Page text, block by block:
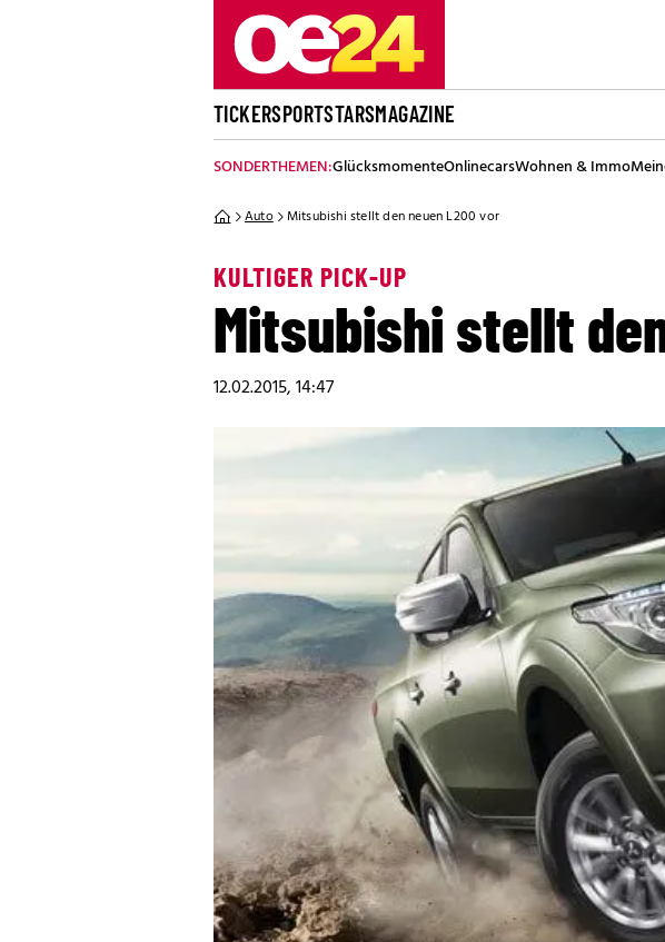
TICKERSPORTSTARSMAGAZINE
SONDERTHEMEN:GlücksmomenteOnlinecarsWohnen & Immo
Auto Mitsubishi stellt den neuen L200 vor
KULTIGER PICK-UP
Mitsubishi stellt
12.02.2015, 14:47